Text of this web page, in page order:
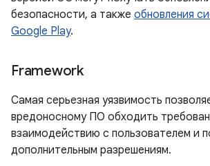
безопасности, а также обновления
Google Play.
Framework
Самая серьезная уязвимость
вредоносному ПО обходить
взаимодействию с пользователем и
дополнительным разрешениям.